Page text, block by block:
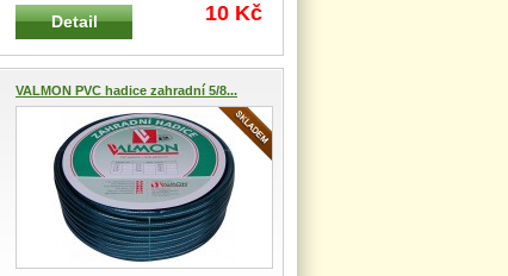
Hadice jednovrstvá z PVC pro
Detail 10 Kč
VALMON PVC hadice zahradní 5/8...